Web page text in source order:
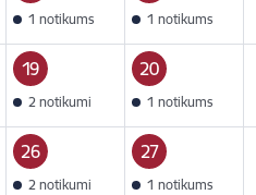
1 notikums 1 notikums
19
2 notikumi
20
1 notikums
26
2 notikumi
27
1 notikums